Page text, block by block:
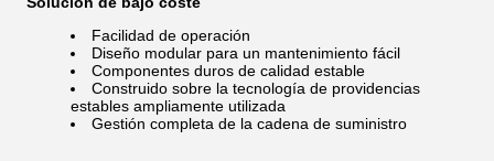
Facilidad de operación
Diseño modular para un mantenimiento fácil
Componentes duros de calidad estable
Construido sobre la tecnología de providencias
estables ampliamente utilizada
Gestión completa de la cadena de suministro